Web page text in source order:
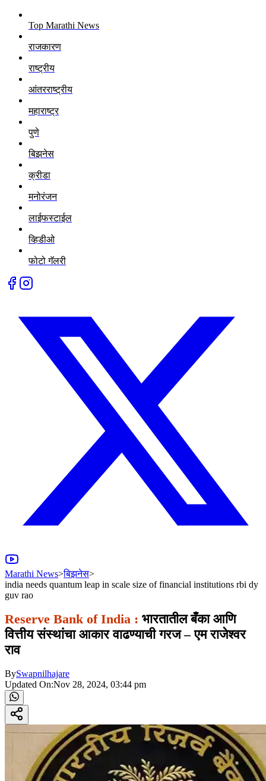
Top Marathi News
राजकारण
राष्ट्रीय
आंतरराष्ट्रीय
महाराष्ट्र
पुणे
बिझनेस
क्रीडा
मनोरंजन
लाईफस्टाईल
व्हिडीओ
फोटो गॅलरी
Marathi News>बिझनेस>
india needs quantum leap in scale size of financial institutions rbi dy
guv rao
Reserve Bank of India : भारतातील बँका आणि
वित्तीय संस्थांचा आकार वाढण्याची गरज – एम राजेश्वर
राव
BySwapnilhajare
Updated On:Nov 28, 2024, 03:44 pm